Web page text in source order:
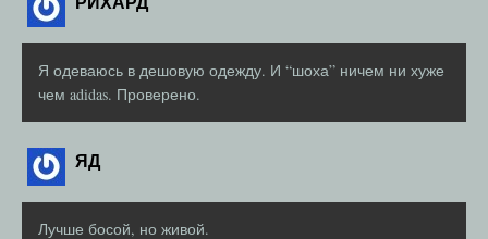
Я одеваюсь в дешовую одежду. И “шоха” ничем ни хуже
чем adidas. Проверено.
ЯД
Лучше босой, но живой.